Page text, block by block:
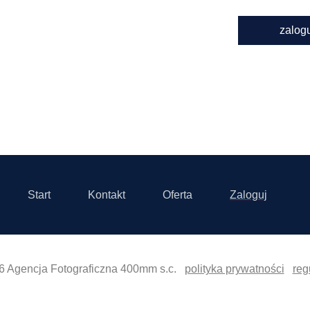
Start Kontakt Oferta Zaloguj
Agencja Fotograficzna 400mm s.c. polityka prywatności